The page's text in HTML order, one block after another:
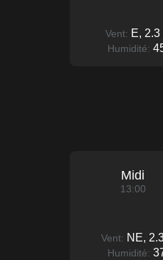
Vent: E, 2.3
Humidité:
Midi
13:00
Vent: NE,
Humidité: